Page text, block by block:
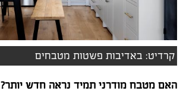
קרדיט: באדיבות פשטות מטבחים
האם מטבח מודרני תמיד נראה חדש יותר?